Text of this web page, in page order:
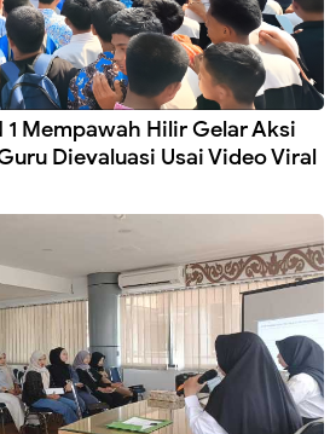
1 Mempawah Hilir Gelar Aksi
Dievaluasi Usai Video Viral